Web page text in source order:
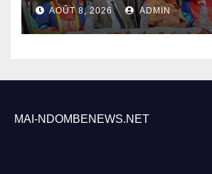
l’UNIKIN
AOÛT 8, 2026 ADMIN
MAI-NDOMBENEWS.NET